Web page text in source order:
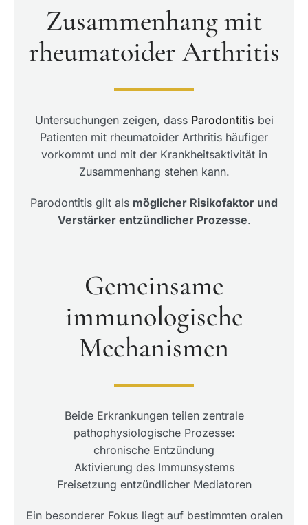
Zusammenhang mit
rheumatoider Arthritis
Untersuchungen zeigen, dass Parodontitis bei
Patienten mit rheumatoider Arthritis häufiger
vorkommt und mit der Krankheitsaktivität in
Zusammenhang stehen kann.
Parodontitis gilt als möglicher Risikofaktor und
Verstärker entzündlicher Prozesse.
Gemeinsame
immunologische
Mechanismen
Beide Erkrankungen teilen zentrale
pathophysiologische Prozesse:
chronische Entzündung
Aktivierung des Immunsystems
Freisetzung entzündlicher Mediatoren
Ein besonderer Fokus liegt auf bestimmten oralen